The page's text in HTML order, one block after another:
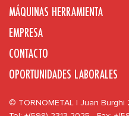
MÁQUINAS HERRAMIENTA
EMPRESA
CONTACTO
OPORTUNIDADES LABORALES
© TORNOMETAL | Juan Burghi